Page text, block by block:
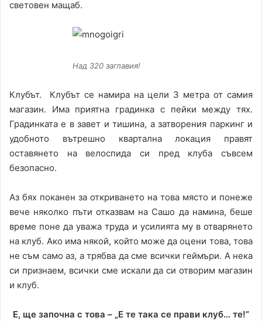
световен мащаб.
Над 320 заглавия!
Клубът. Клубът се намира на цели 3 метра от самия
магазин. Има приятна градинка с пейки между тях.
Градинката е в завет и тишина, а затворения паркинг и
удобното вътрешно квартална локация правят
оставянето на велоспида си пред клуба съвсем
безопасно.
Аз бях поканен за откриването на това място и понеже
вече няколко пъти отказвам на Сашо да намина, беше
време поне да уважа труда и усилията му в отварянето
на клуб. Ако има някой, който може да оцени това, това
не съм само аз, а трябва да сме всички геймъри. А нека
си признаем, всички сме искали да си отворим магазин
и клуб.
Е, ще започна с това – „Е те така се прави клуб… те!”